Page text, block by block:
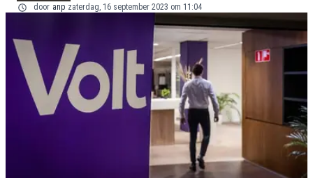
door anp zaterdag, 16 september 2023 om 11:04